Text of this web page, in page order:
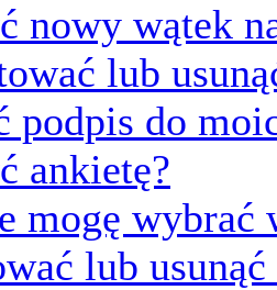
nowy wątek
lub
podpis do
ankietę?
mogę wybrać
lub usunąć